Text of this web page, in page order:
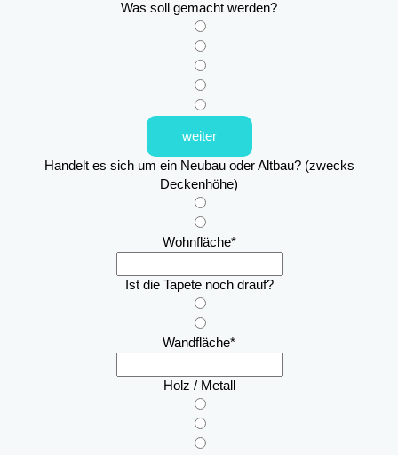
Was soll gemacht werden?
weiter
Handelt es sich um ein Neubau oder Altbau? (zwecks
Deckenhöhe)
Wohnfläche*
Ist die Tapete noch drauf?
Wandfläche*
Holz / Metall